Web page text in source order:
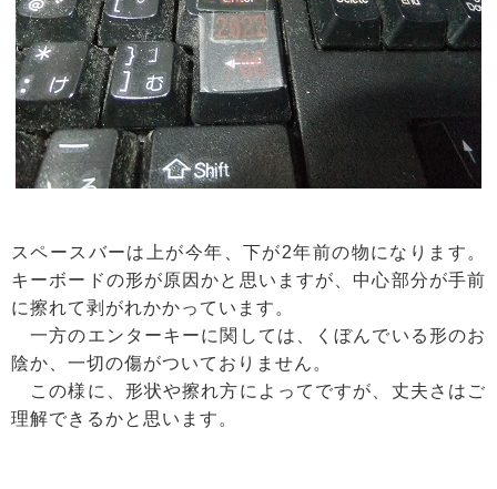
スペースバーは上が今年、下が2年前の物になります。
キーボードの形が原因かと思いますが、中心部分が手前
に擦れて剥がれかかっています。
一方のエンターキーに関しては、くぼんでいる形のお
陰か、一切の傷がついておりません。
この様に、形状や擦れ方によってですが、丈夫さはご
理解できるかと思います。